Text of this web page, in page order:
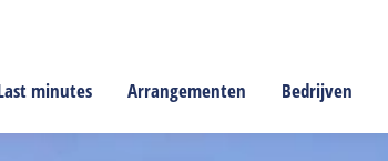
minutes Arrangementen Bedrijven